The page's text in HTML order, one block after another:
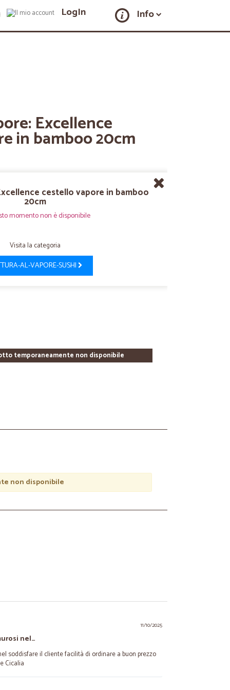
LogIn Info
Excellence
in bamboo 20cm
cestello vapore in bamboo
20cm
momento non è disponibile
Visita la categoria
AL-VAPORE-SUSHI
temporaneamente non disponibile
non disponibile
11/10/2025
nel…
soddisfare il cliente facilità di ordinare a buon prezzo
Cicalia